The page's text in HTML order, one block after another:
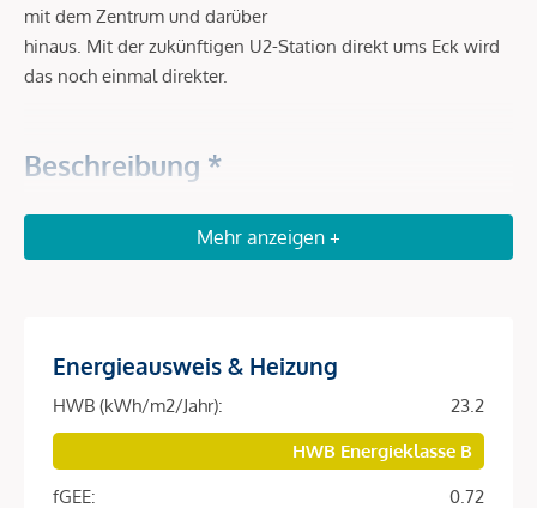
mit dem Zentrum und darüber
hinaus. Mit der zukünftigen U2-Station direkt ums Eck wird
das noch einmal direkter.
Beschreibung *
DAS PROJEKT
Bewegung, von Stil und von einem Alltag, der sich nicht
vielen kleinen Momenten zusammensetzt. Aus dem, was
man täglich erlebttut, und aus dem, was ganz nebenbei
Mehr anzeigen +
Energieausweis & Heizung
HWB (kWh/m2/Jahr):
23.2
HWB Energieklasse B
fGEE:
0.72